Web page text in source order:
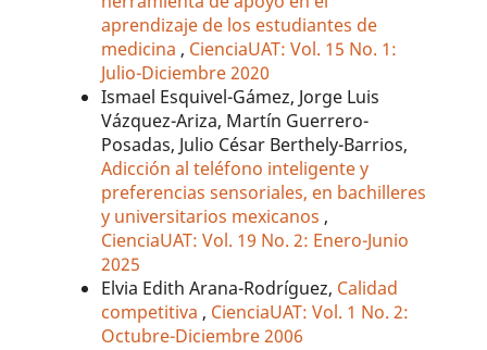
aprendizaje de los estudiantes de
medicina , CienciaUAT: Vol. 15 No. 1:
Julio-Diciembre 2020
Ismael Esquivel-Gámez, Jorge Luis
Vázquez-Ariza, Martín Guerrero-
Posadas, Julio César Berthely-Barrios,
Adicción al teléfono inteligente y
preferencias sensoriales, en bachilleres
y universitarios mexicanos ,
CienciaUAT: Vol. 19 No. 2: Enero-Junio
2025
Elvia Edith Arana-Rodríguez, Calidad
competitiva , CienciaUAT: Vol. 1 No. 2:
Octubre-Diciembre 2006